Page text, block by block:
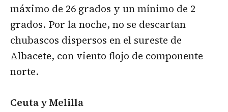
máximo de 26 grados y un mínimo de 2
grados. Por la noche, no se descartan
chubascos dispersos en el sureste de
Albacete, con viento flojo de componente
norte.
Ceuta y Melilla